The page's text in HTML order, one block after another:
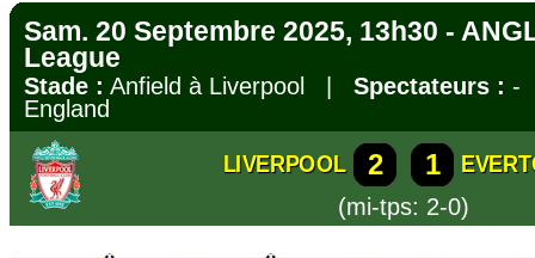
Sam. 20 Septembre 2025, 13h30 -
League
Stade : Anfield à Liverpool | Spectateurs :
England
LIVERPOOL 2 1
(mi-tps: 2-0)